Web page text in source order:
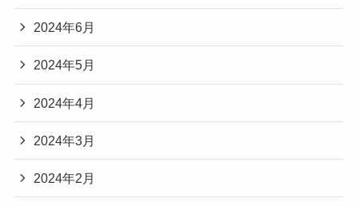
2024年6月
2024年5月
2024年4月
2024年3月
2024年2月